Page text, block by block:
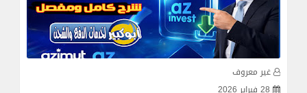
غير معروف
28 فبراير 2026